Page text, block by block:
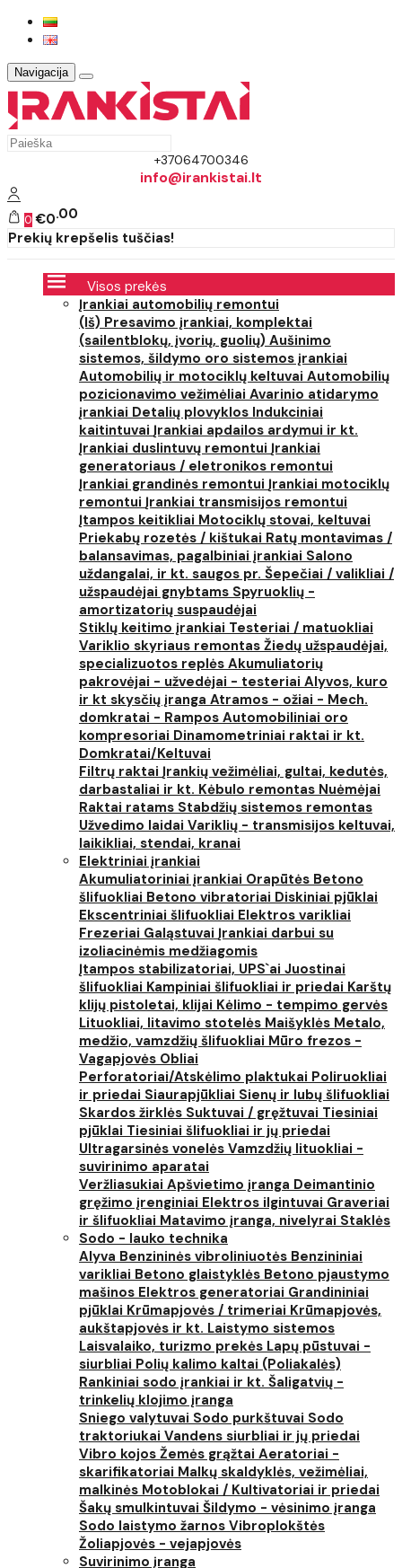
Navigacija
+37064700346
info@irankistai.lt
0 €0 00
Prekių krepšelis tuščias!
Visos prekės
Įrankiai automobilių remontui
(Iš) Presavimo įrankiai, komplektai
(sailentblokų, įvorių, guolių) Aušinimo
sistemos, šildymo oro sistemos įrankiai
Automobilių ir motociklų keltuvai Automobilių
pozicionavimo vežimėliai Avarinio atidarymo
įrankiai Detalių plovyklos Indukciniai
kaitintuvai Įrankiai apdailos ardymui ir kt.
Įrankiai duslintuvų remontui Įrankiai
generatoriaus / eletronikos remontui
Įrankiai grandinės remontui Įrankiai motociklų
remontui Įrankiai transmisijos remontui
Įtampos keitikliai Motociklų stovai, keltuvai
Priekabų rozetės / kištukai Ratų montavimas /
balansavimas, pagalbiniai įrankiai Salono
uždangalai, ir kt. saugos pr. Šepečiai / valikliai /
užspaudėjai gnybtams Spyruoklių -
amortizatorių suspaudėjai
Stiklų keitimo įrankiai Testeriai / matuokliai
Variklio skyriaus remontas Žiedų užspaudėjai,
specializuotos replės Akumuliatorių
pakrovėjai - užvedėjai - testeriai Alyvos, kuro
ir kt skysčių įranga Atramos - ožiai - Mech.
domkratai - Rampos Automobiliniai oro
kompresoriai Dinamometriniai raktai ir kt.
Domkratai/Keltuvai
Filtrų raktai Įrankių vežimėliai, gultai, kedutės,
darbastaliai ir kt. Kėbulo remontas Nuėmėjai
Raktai ratams Stabdžių sistemos remontas
Užvedimo laidai Variklių - transmisijos keltuvai,
laikikliai, stendai, kranai
Elektriniai įrankiai
Akumuliatoriniai įrankiai Orapūtės Betono
šlifuokliai Betono vibratoriai Diskiniai pjūklai
Ekscentriniai šlifuokliai Elektros varikliai
Frezeriai Galąstuvai Įrankiai darbui su
izoliacinėmis medžiagomis
Įtampos stabilizatoriai, UPS`ai Juostinai
šlifuokliai Kampiniai šlifuokliai ir priedai Karštų
klijų pistoletai, klijai Kėlimo - tempimo gervės
Lituokliai, litavimo stotelės Maišyklės Metalo,
medžio, vamzdžių šlifuokliai Mūro frezos -
Vagapjovės Obliai
Perforatoriai/Atskėlimo plaktukai Poliruokliai
ir priedai Siaurapjūkliai Sienų ir lubų šlifuokliai
Skardos žirklės Suktuvai / gręžtuvai Tiesiniai
pjūklai Tiesiniai šlifuokliai ir jų priedai
Ultragarsinės vonelės Vamzdžių lituokliai -
suvirinimo aparatai
Veržliasukiai Apšvietimo įranga Deimantinio
gręžimo įrenginiai Elektros ilgintuvai Graveriai
ir šlifuokliai Matavimo įranga, nivelyrai Staklės
Sodo - lauko technika
Alyva Benzininės vibroliniuotės Benzininiai
varikliai Betono glaistyklės Betono pjaustymo
mašinos Elektros generatoriai Grandininiai
pjūklai Krūmapjovės / trimeriai Krūmapjovės,
aukštapjovės ir kt. Laistymo sistemos
Laisvalaiko, turizmo prekės Lapų pūstuvai -
siurbliai Polių kalimo kaltai (Poliakalės)
Rankiniai sodo įrankiai ir kt. Šaligatvių -
trinkelių klojimo įranga
Sniego valytuvai Sodo purkštuvai Sodo
traktoriukai Vandens siurbliai ir jų priedai
Vibro kojos Žemės grąžtai Aeratoriai -
skarifikatoriai Malkų skaldyklės, vežimėliai,
malkinės Motoblokai / Kultivatoriai ir priedai
Šakų smulkintuvai Šildymo - vėsinimo įranga
Sodo laistymo žarnos Vibroplokštės
Žoliapjovės - vejapjovės
Suvirinimo įranga